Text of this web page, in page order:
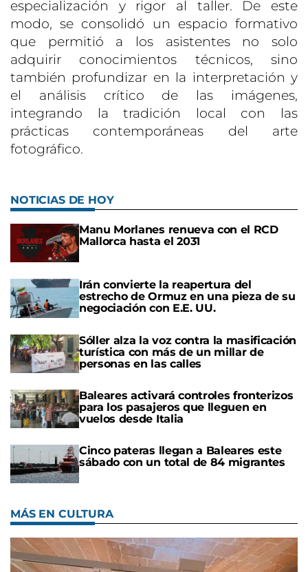
especialización y rigor al taller. De este
modo, se consolidó un espacio formativo
que permitió a los asistentes no solo
adquirir conocimientos técnicos, sino
también profundizar en la interpretación y
el análisis crítico de las imágenes,
integrando la tradición local con las
prácticas contemporáneas del arte
fotográfico.
NOTICIAS DE HOY
Manu Morlanes renueva con el RCD
Mallorca hasta el 2031
Irán convierte la reapertura del
estrecho de Ormuz en una pieza de su
negociación con E.E. UU.
Sóller alza la voz contra la masificación
turística con más de un millar de
personas en las calles
Baleares activará controles fronterizos
para los pasajeros que lleguen en
vuelos desde Italia
Cinco pateras llegan a Baleares este
sábado con un total de 84 migrantes
MÁS EN CULTURA